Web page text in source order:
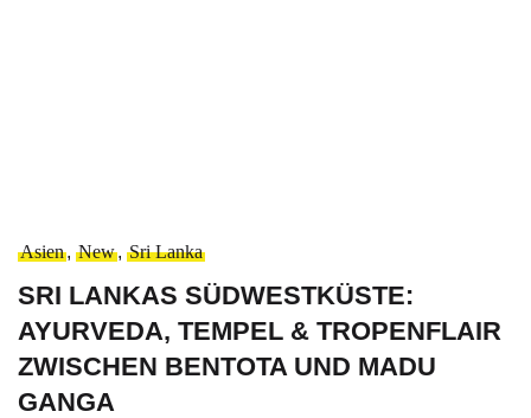
Asien, New, Sri Lanka
SRI LANKAS SÜDWESTKÜSTE:
AYURVEDA, TEMPEL & TROPENFLAIR
ZWISCHEN BENTOTA UND MADU
GANGA